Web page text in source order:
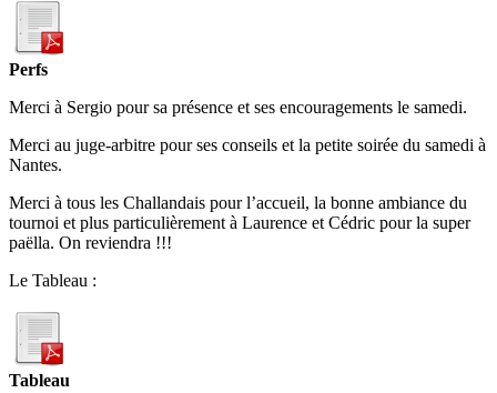
Perfs
Merci à Sergio pour sa présence et ses encouragements le samedi.
Merci au juge-arbitre pour ses conseils et la petite soirée du samedi à
Nantes.
Merci à tous les Challandais pour l’accueil, la bonne ambiance du
tournoi et plus particulièrement à Laurence et Cédric pour la super
paëlla. On reviendra !!!
Le Tableau :
Tableau